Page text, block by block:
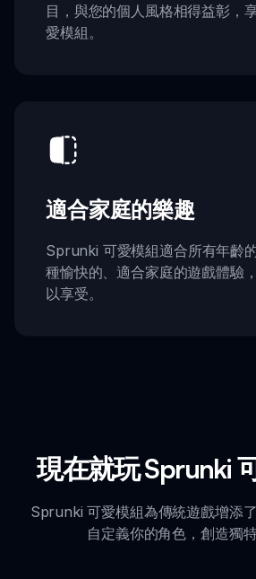
目，與您的個人風格相得益彰，
愛模組。
適合家庭的樂趣
Sprunki 可愛模組適合所有年齡
種愉快的、適合家庭的遊戲體驗
以享受。
現在就玩 Sprunki
Sprunki 可愛模組為傳統遊戲增添了
自定義你的角色，創造獨